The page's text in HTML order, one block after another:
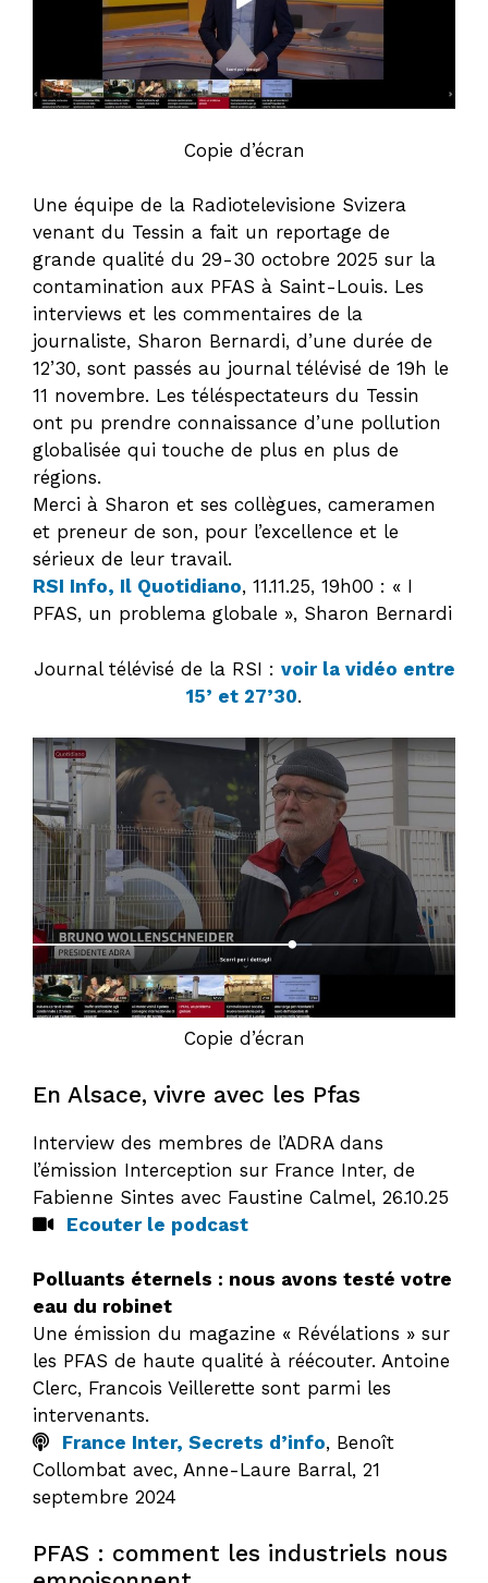
Copie d’écran
Une équipe de la Radiotelevisione Svizera
venant du Tessin a fait un reportage de
grande qualité du 29-30 octobre 2025 sur la
contamination aux PFAS à Saint-Louis. Les
interviews et les commentaires de la
journaliste, Sharon Bernardi, d’une durée de
12’30, sont passés au journal télévisé de 19h le
11 novembre. Les téléspectateurs du Tessin
ont pu prendre connaissance d’une pollution
globalisée qui touche de plus en plus de
régions.
Merci à Sharon et ses collègues, cameramen
et preneur de son, pour l’excellence et le
sérieux de leur travail.
RSI Info, Il Quotidiano, 11.11.25, 19h00 : « I
PFAS, un problema globale », Sharon Bernardi
Journal télévisé de la RSI : voir la vidéo entre
15’ et 27’30.
Copie d’écran
En Alsace, vivre avec les Pfas
Interview des membres de l’ADRA dans
l’émission Interception sur France Inter, de
Fabienne Sintes avec Faustine Calmel, 26.10.25
Ecouter le podcast
Polluants éternels : nous avons testé votre
eau du robinet
Une émission du magazine « Révélations » sur
les PFAS de haute qualité à réécouter. Antoine
Clerc, Francois Veillerette sont parmi les
intervenants.
France Inter, Secrets d’info, Benoît
Collombat avec, Anne-Laure Barral, 21
septembre 2024
PFAS : comment les industriels nous